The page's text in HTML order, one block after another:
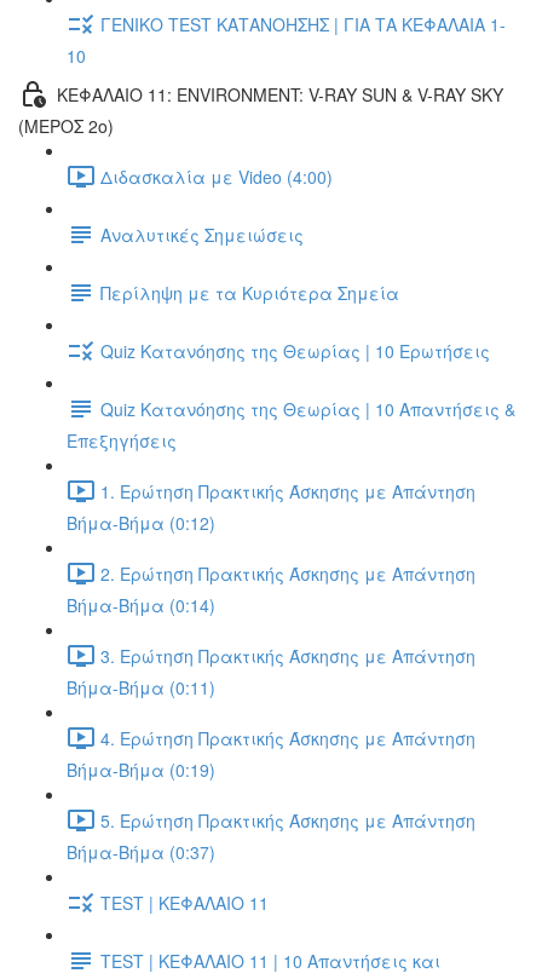
ΓΕΝΙΚΟ TEST ΚΑΤΑΝΟΗΣΗΣ | ΓΙΑ ΤΑ ΚΕΦΑΛΑΙΑ 1-
10
ΚΕΦΑΛΑΙΟ 11: ENVIRONMENT: V-RAY SUN & V-RAY SKY
(ΜΕΡΟΣ 2ο)
Διδασκαλία με Video (4:00)
Αναλυτικές Σημειώσεις
Περίληψη με τα Κυριότερα Σημεία
Quiz Κατανόησης της Θεωρίας | 10 Ερωτήσεις
Quiz Κατανόησης της Θεωρίας | 10 Απαντήσεις &
Επεξηγήσεις
1. Ερώτηση Πρακτικής Άσκησης με Απάντηση
Βήμα-Βήμα (0:12)
2. Ερώτηση Πρακτικής Άσκησης με Απάντηση
Βήμα-Βήμα (0:14)
3. Ερώτηση Πρακτικής Άσκησης με Απάντηση
Βήμα-Βήμα (0:11)
4. Ερώτηση Πρακτικής Άσκησης με Απάντηση
Βήμα-Βήμα (0:19)
5. Ερώτηση Πρακτικής Άσκησης με Απάντηση
Βήμα-Βήμα (0:37)
TEST | ΚΕΦΑΛΑΙΟ 11
TEST | ΚΕΦΑΛΑΙΟ 11 | 10 Απαντήσεις και